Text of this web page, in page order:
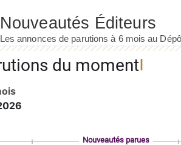
du moment
Nouveautés parues